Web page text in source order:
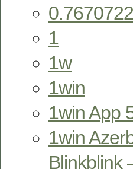
1
1w
1win
1win App
1win
Blinkblink